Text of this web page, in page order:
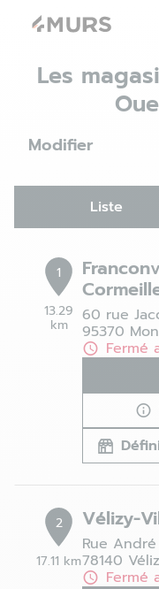
Les
Modifier
Liste
1
13.29
km 60 rue
95370
Fermé
2
17.11 km
Vélizy-
Rue
78140
Fermé